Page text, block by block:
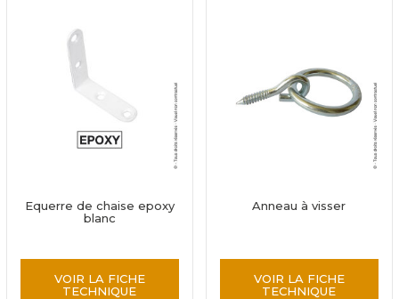
Equerre de chaise epoxy
blanc
VOIR LA FICHE
TECHNIQUE
Anneau à visser
VOIR LA FICHE
TECHNIQUE